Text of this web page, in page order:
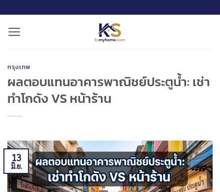
กรุงเทพ
ผลตอบแทนอาคารพาณิชย์ประตูน้ำ: เช่า
ทำโกดัง VS หน้าร้าน
13
มิ.ย.